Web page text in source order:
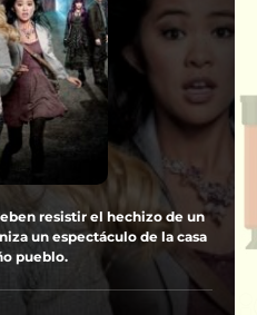
resistir el hechizo de un
un espectáculo de la casa
pueblo.